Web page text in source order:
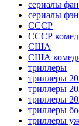
сериалы
сериалы
СССР
СССР
США
США
триллеры
триллеры
триллеры
триллеры
триллеры
триллеры